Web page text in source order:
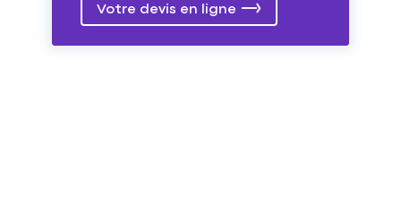
Votre devis en ligne